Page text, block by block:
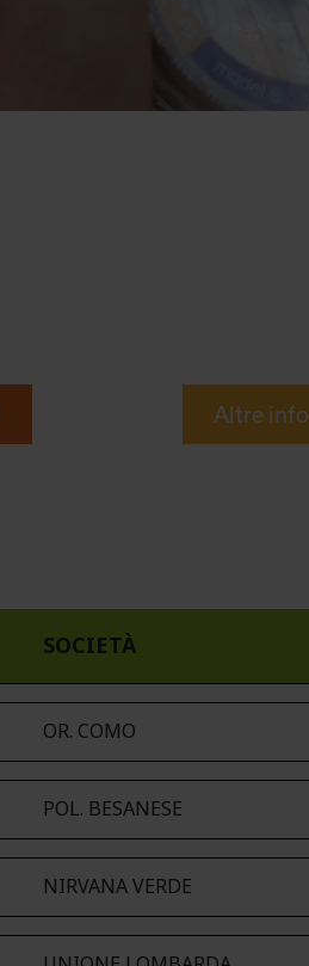
Altre info
SOCIETÀ
OR. COMO
POL. BESANESE
NIRVANA VERDE